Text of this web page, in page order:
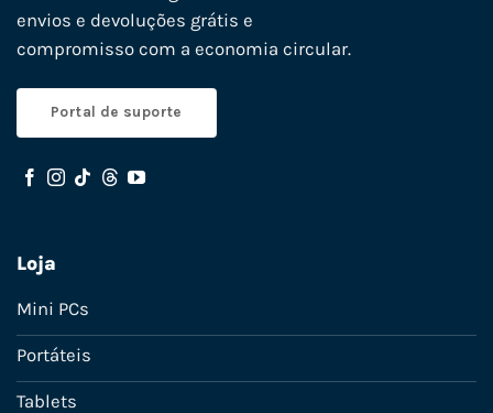
envios e devoluções grátis e
compromisso com a economia circular.
Portal de suporte
Loja
Mini PCs
Portáteis
Tablets